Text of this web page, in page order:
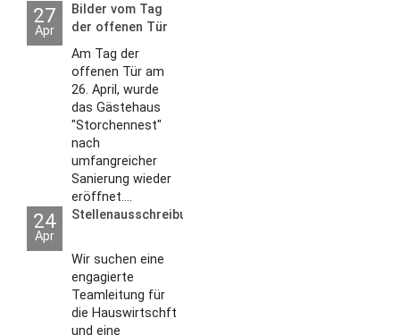
27
Apr
Bilder vom Tag
der offenen Tür
2026
Am Tag der
offenen Tür am
26. April, wurde
das Gästehaus
"Storchennest"
nach
umfangreicher
Sanierung wieder
eröffnet....
24
Apr
Stellenausschreibungen
Wir suchen eine
engagierte
Teamleitung für
die Hauswirtschft
und eine